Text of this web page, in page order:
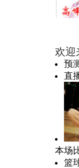
欢迎
预
直
本场
篮